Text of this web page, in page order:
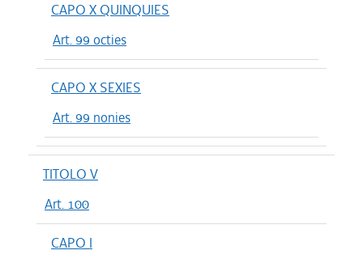
CAPO X QUINQUIES
Art. 99 octies
CAPO X SEXIES
Art. 99 nonies
TITOLO V
Art. 100
CAPO I